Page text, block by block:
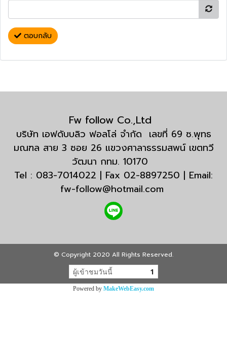
ตอบกลับ
Fw follow Co.,Ltd
บริษัท เอฟดับบลิว ฟอลโล่ จำกัด เลขที่ 69 ซ.พุทธ
มณฑล สาย 3 ซอย 26 แขวงศาลาธรรมสพน์ เขตทวี
วัฒนา กทม. 10170
Tel : 083-7014022 | Fax 02-8897250 | Email:
fw-follow@hotmail.com
© Copyright 2020 All Rights Reserved.
ผู้เข้าชมวันนี้ 1
Powered by MakeWebEasy.com